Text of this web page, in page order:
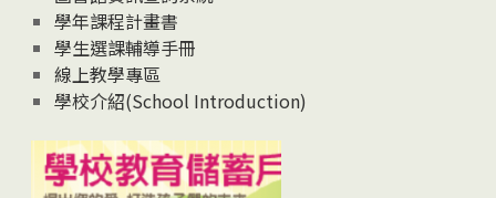
學年課程計畫書
學生選課輔導手冊
線上教學專區
學校介紹(School Introduction)